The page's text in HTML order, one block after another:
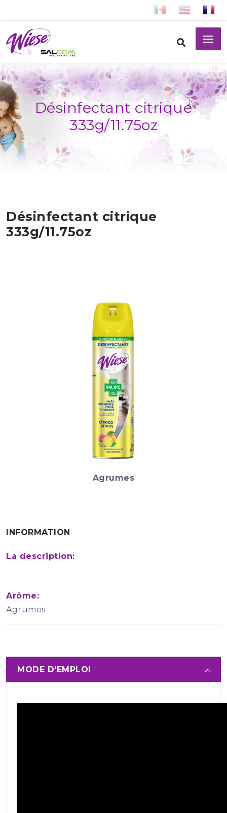
Désinfectant citrique
333g/11.75oz
Désinfectant citrique
333g/11.75oz
Agrumes
INFORMATION
La description:
Arôme:
Agrumes
MODE D'EMPLOI